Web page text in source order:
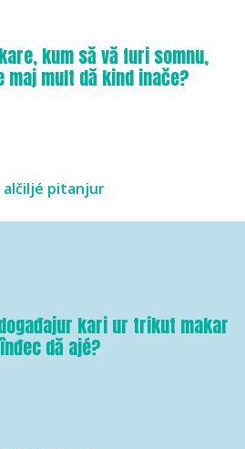
kum să vă furi somnu,
maj mult dă kind inače?
alčiljé pitanjur
kari ur trikut makar
dă ajé?